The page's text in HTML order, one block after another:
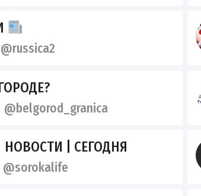
@russica2
@belgorod_granica
НОВОСТИ | СЕГОДНЯ
@sorokalife